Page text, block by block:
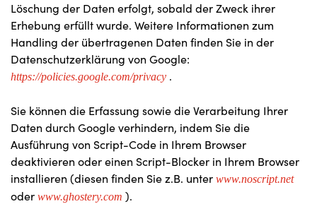
Löschung der Daten erfolgt, sobald der Zweck ihrer
Erhebung erfüllt wurde. Weitere Informationen zum
Handling der übertragenen Daten finden Sie in der
Datenschutzerklärung von Google:
https://policies.google.com/privacy .
Sie können die Erfassung sowie die Verarbeitung Ihrer
Daten durch Google verhindern, indem Sie die
Ausführung von Script-Code in Ihrem Browser
deaktivieren oder einen Script-Blocker in Ihrem Browser
installieren (diesen finden Sie z.B. unter www.noscript.net
oder www.ghostery.com ).